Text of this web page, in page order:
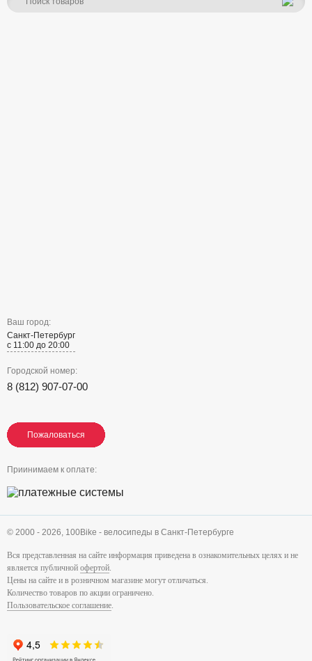
Ваш город:
Санкт-Петербург
с 11:00 до 20:00
Городской номер:
8 (812) 907-07-00
Пожаловаться
Пожаловаться
Пожаловаться
Приинимаем к оплате:
© 2000 - 2026, 100Bike - велосипеды в Санкт-Петербурге
Вся представленная на сайте информация приведена в ознакомительных целях и не
является публичной офертой.
Цены на сайте и в розничном магазине могут отличаться.
Количество товаров по акции ограничено.
Пользовательское соглашение.